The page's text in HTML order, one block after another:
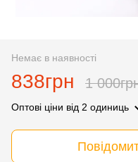
Немає в наявності
838грн 1
Оптові ціни від 2 одиниць